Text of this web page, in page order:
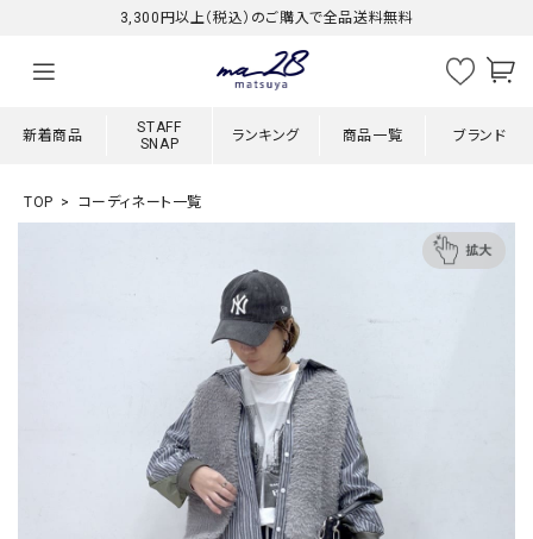
3,300円以上（税込）のご購入で全品送料無料
新着商品
STAFF
SNAP
ランキング 商品一覧 ブランド
TOP コーディネート一覧